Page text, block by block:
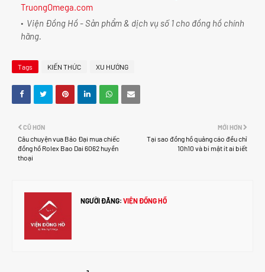
TruongOmega.com
Viện Đồng Hồ - Sản phẩm & dịch vụ số 1 cho đồng hồ chính
hãng.
Tags KIẾN THỨC XU HƯỚNG
MỚI HƠN
Tại sao đồng hồ quảng cáo đều chỉ
10h10 và bí mật ít ai biết
CŨ HƠN
Câu chuyện vua Bảo Đại mua chiếc
đồng hồ Rolex Bao Dai 6062 huyền
thoại
NGƯỜI ĐĂNG: VIỆN ĐỒNG HỒ